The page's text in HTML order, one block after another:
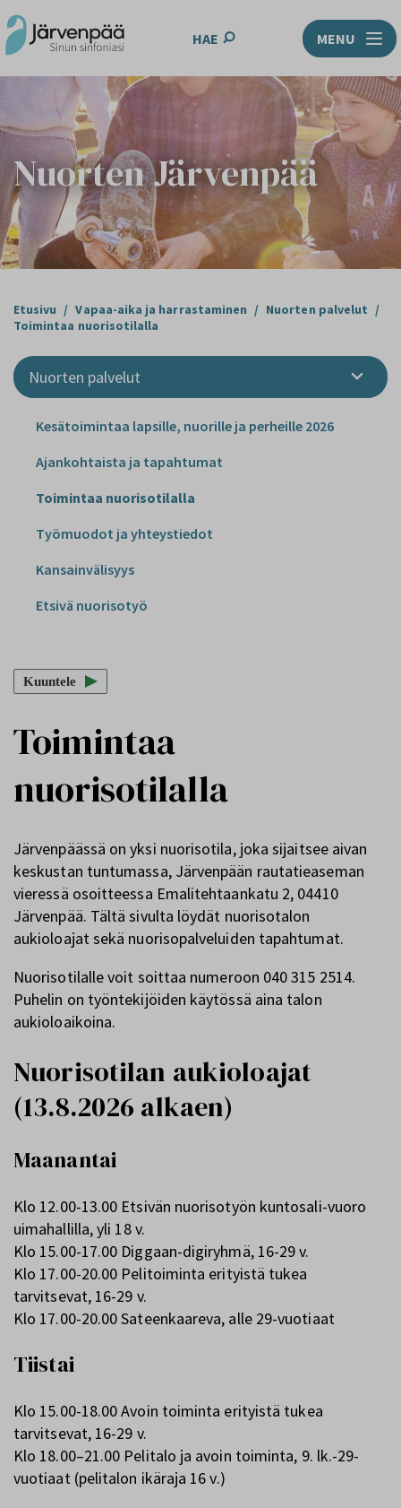
HAE MENU
Nuorten Järvenpää
Etusivu / Vapaa-aika ja harrastaminen / Nuorten palvelut /
Toimintaa nuorisotilalla
Nuorten palvelut
Kesätoimintaa lapsille, nuorille ja perheille 2026
Ajankohtaista ja tapahtumat
Toimintaa nuorisotilalla
Työmuodot ja yhteystiedot
Kansainvälisyys
Etsivä nuorisotyö
Kuuntele
Toimintaa
nuorisotilalla
Järvenpäässä on yksi nuorisotila, joka sijaitsee aivan
keskustan tuntumassa, Järvenpään rautatieaseman
vieressä osoitteessa Emalitehtaankatu 2, 04410
Järvenpää. Tältä sivulta löydät nuorisotalon
aukioloajat sekä nuorisopalveluiden tapahtumat.
Nuorisotilalle voit soittaa numeroon 040 315 2514.
Puhelin on työntekijöiden käytössä aina talon
aukioloaikoina.
Nuorisotilan aukioloajat
(13.8.2026 alkaen)
Maanantai
Klo 12.00-13.00 Etsivän nuorisotyön kuntosali-vuoro
uimahallilla, yli 18 v.
Klo 15.00-17.00 Diggaan-digiryhmä, 16-29 v.
Klo 17.00-20.00 Pelitoiminta erityistä tukea
tarvitsevat, 16-29 v.
Klo 17.00-20.00 Sateenkaareva, alle 29-vuotiaat
Tiistai
Klo 15.00-18.00 Avoin toiminta erityistä tukea
tarvitsevat, 16-29 v.
Klo 18.00–21.00 Pelitalo ja avoin toiminta, 9. lk.-29-
vuotiaat (pelitalon ikäraja 16 v.)